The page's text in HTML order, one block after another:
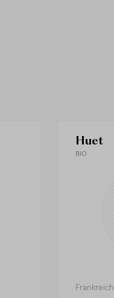
Huet
BIO
Frankreich